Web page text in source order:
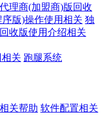
代理商(加盟商)版回收
版)操作使用相关 独
收版使用介绍相关
关 跑腿系统
关帮助 软件配置相关